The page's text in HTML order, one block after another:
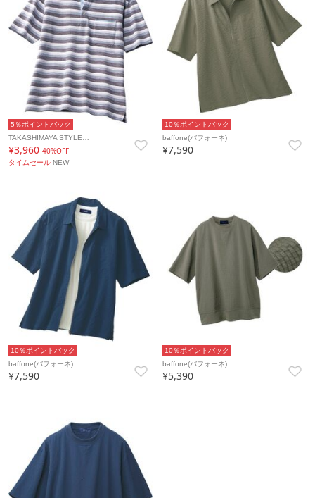
5％ポイントバック
TAKASHIMAYA STYLE…
¥3,960 40%OFF
タイムセール NEW
10％ポイントバック
baffone(バフォーネ)
¥7,590
10％ポイントバック
baffone(バフォーネ)
¥7,590
10％ポイントバック
baffone(バフォーネ)
¥5,390